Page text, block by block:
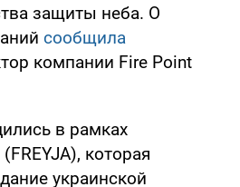
защиты неба. О
сообщила
компании Fire Point
в рамках
которая
украинской